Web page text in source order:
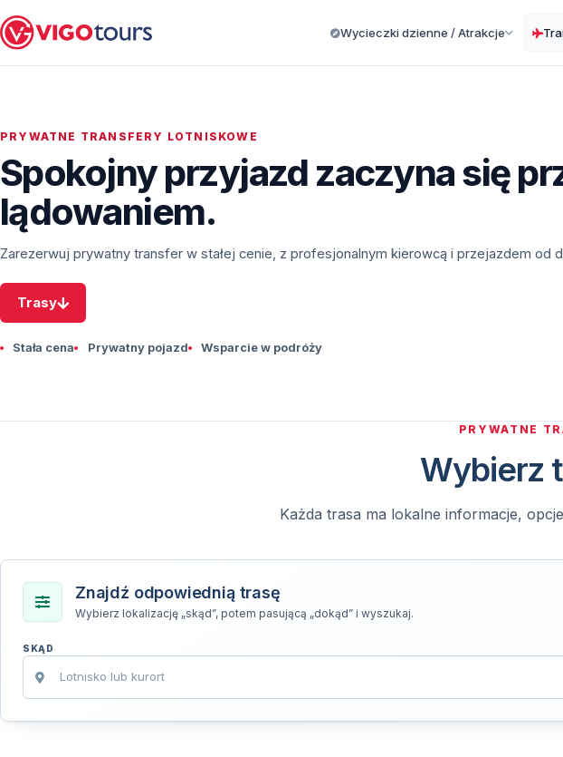
Wycieczki dzienne / Atrakcje
PRYWATNE TRANSFERY LOTNISKOWE
Spokojny przyjazd zaczyna się
lądowaniem.
Zarezerwuj prywatny transfer w stałej cenie, z profesjonalnym kierowcą i przejazdem od
Trasy
Stała cena Prywatny pojazd Wsparcie w podróży
PRYWATNE
Wybierz
Każda trasa ma lokalne informacje,
Znajdź odpowiednią trasę
Wybierz lokalizację „skąd”, potem pasującą „dokąd” i wyszukaj.
SKĄD